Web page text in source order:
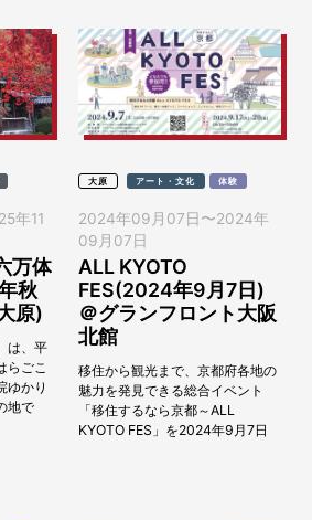
年11
万体
秋
原)
は、平
らごこ
ゆかり
地で
大原 アート・文化 体験
2024年09月07日 〜2024年
09月07日
ALL KYOTO
FES(2024年9月7日)
＠グランフロント大阪
北館
移住から観光まで、京都府各地の
魅力を発見できる総合イベント
「移住するなら京都～ALL
KYOTO FES」を2024年9月7日